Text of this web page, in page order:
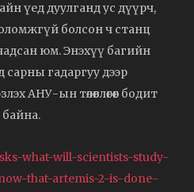
үед дуулганд ус дүүрч,
болсон ч станц
юм. Энэхүү багийн
сарны гадаргуу дээр
АНУ-ын төлөвлөгөөг бодит
байна.
what-will-scientists-study-
that-artemis-2-is-done-